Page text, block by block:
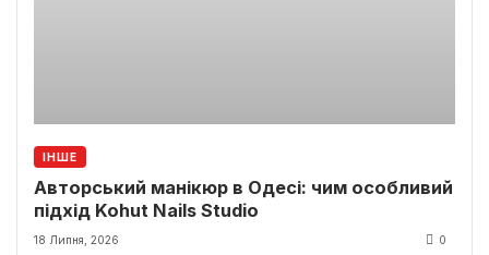
ІНШЕ
Авторський манікюр в Одесі: чим особливий
підхід Kohut Nails Studio
18 Липня, 2026 0